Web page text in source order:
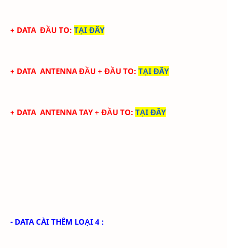
+ DATA ĐẦU TO: TẠI ĐÂY
+ DATA ANTENNA ĐẦU + ĐẦU TO: TẠI ĐÂY
+ DATA ANTENNA TAY+ ĐẦU TO: TẠI ĐÂY
- DATA CÀI THÊM LOẠI 4 :